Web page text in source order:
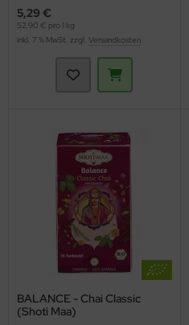
5,29 €
52,90 € pro 1 kg
inkl. 7 % MwSt. zzgl. Versandkosten
BALANCE - Chai Classic
(Shoti Maa)